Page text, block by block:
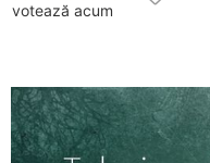
votează acum